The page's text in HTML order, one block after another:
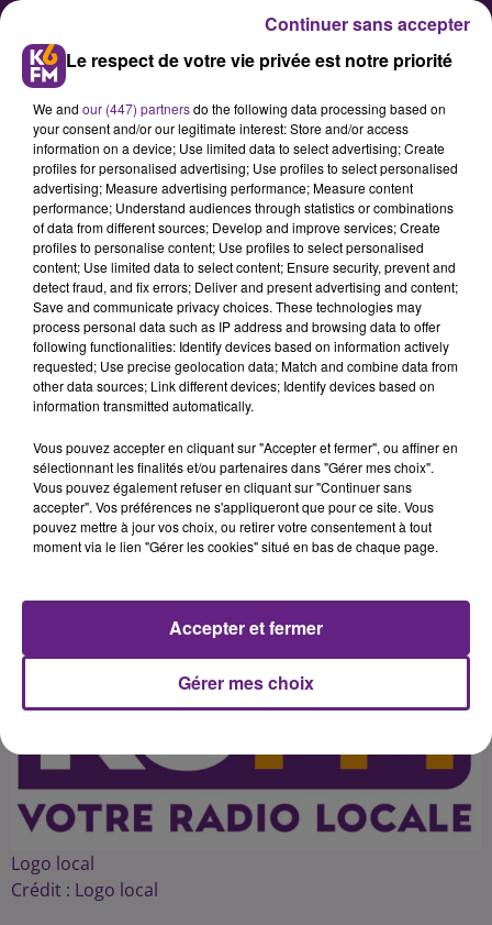
Bourgogne-Franche-Comté : Des
intempéries et des dégâts
Les orages de vendredi et samedi
ont provoqué de gros dégâts dans
certains coins de Bourgogne-
Franche-Comté. Après la Saône-et-
Doubistes qui se réveillent les pieds
Publié : 27 juin 2016 à 2h51 par 45
Logo local
Crédit : Logo local
Le respect de votre vie privée est notre priorité
We and our (447) partnersdo the following data processing based on
your consent and/or our legitimate interest: Store and/or access
information on a device; Use limited data to select advertising; Create
profiles for personalised advertising; Use profiles to select personalised
advertising; Measure advertising performance; Measure content
performance; Understand audiences through statistics or combinations
of data from different sources; Develop and improve services; Create
profiles to personalise content; Use profiles to select personalised
content; Use limited data to select content; Ensure security, prevent and
detect fraud, and fix errors; Deliver and present advertising and content;
Save and communicate privacy choices. These technologies may
process personal data such as IP address and browsing data to offer
following functionalities: Identify devices based on information actively
requested; Use precise geolocation data; Match and combine data from
other data sources; Link different devices; Identify devices based on
information transmitted automatically.
Vous pouvez accepter en cliquant sur "Accepter et fermer", ou affiner en
sélectionnant les finalités et/ou partenaires dans "Gérer mes choix".
Vous pouvez également refuser en cliquant sur "Continuer sans
accepter". Vos préférences ne s'appliqueront que pour ce site. Vous
pouvez mettre à jour vos choix, ou retirer votre consentement à tout
moment via le lien "Gérer les cookies" situé en bas de chaque page.
Gérer mes choix
Accepter et fermer
Continuer sans accepter